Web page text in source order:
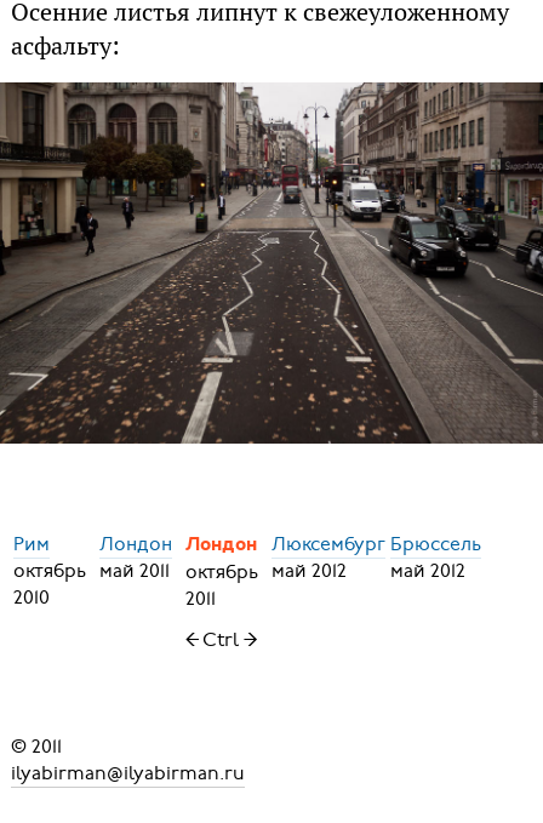
Осенние листья липнут к свежеуложенному
асфальту:
Рим
октябрь
2010
Лондон
май 2011
Лондон
октябрь
2011
← Ctrl →
Люксембург
май 2012
Брюссель
май 2012
© 2011
ilyabirman@ilyabirman.ru